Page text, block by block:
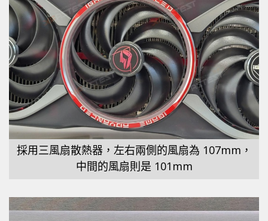
採用三風扇散熱器，左右兩側的風扇為 107mm，
中間的風扇則是 101mm